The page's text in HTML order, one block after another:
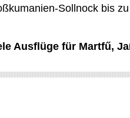
Sollnock bis
Ausflüge für Martfű,